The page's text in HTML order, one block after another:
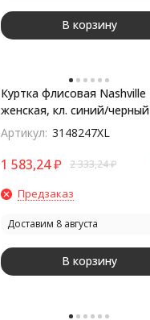
В корзину
Куртка флисовая Nashville
женская, кл. синий/черный
Артикул: 3148247XL
1 583,24₽ 2 333,24₽
Предзаказ
Доставим 8 августа
В корзину